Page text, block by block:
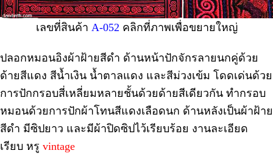
เลขที่สินค้า A-052 คลิกที่ภาพเพื่อขยายใหญ่
ปลอกหมอนอิงผ้าฝ้ายสีดำ ด้านหน้าปักจักรลายนกคู่ด้วย
ด้ายสีแดง สีน้ำเงิน น้ำตาลแดง และสีม่วงเข้ม โดดเด่นด้วย
การปักกรอบสี่เหลี่ยมหลายชั้นด้วยด้ายสีเดียวกัน ทำกรอบ
หมอนด้วยการปักผ้าโทนสีแดงเลือดนก ด้านหลังเป็นผ้าฝ้าย
สีดำ มีซิปยาว และมีผ้าปิดซิปไว้เรียบร้อย งานละเอียด
เรียบ หรู vintage